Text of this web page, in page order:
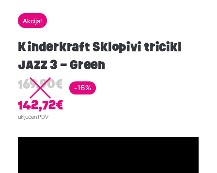
Akcija!
Kinderkraft Sklopivi tricikl
JAZZ 3 – Green
169,90€
142,72€
uključen PDV
-16%